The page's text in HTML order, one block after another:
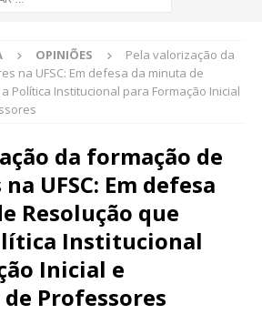
OPINIÕES
Pela valorização da
na UFSC: Em defesa da minuta de
Política Institucional para Formação Inicial
da formação de
UFSC: Em defesa
Resolução que
Institucional
Inicial e
Professores